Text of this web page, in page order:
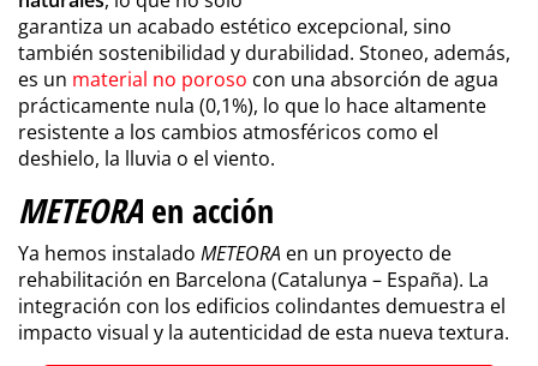
garantiza un acabado estético excepcional, sino
también sostenibilidad y durabilidad. Stoneo, además,
es un material no poroso con una absorción de agua
prácticamente nula (0,1%), lo que lo hace altamente
resistente a los cambios atmosféricos como el
deshielo, la lluvia o el viento.
METEORA en acción
Ya hemos instalado METEORA en un proyecto de
rehabilitación en Barcelona (Catalunya – España). La
integración con los edificios colindantes demuestra el
impacto visual y la autenticidad de esta nueva textura.